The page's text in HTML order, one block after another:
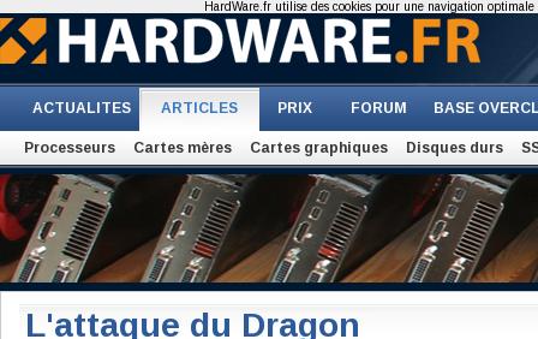
ACTUALITES ARTICLES PRIX FORUM BASE
Processeurs Cartes mères Cartes graphiques Disques durs
L'attaque du Dragon
HardWare.fr utilise des cookies pour une navigation